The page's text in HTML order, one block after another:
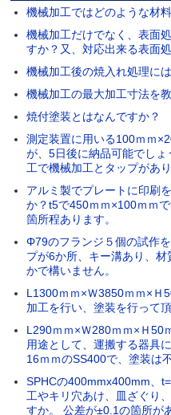
機械加工ではどのような材
機械加工だけでなく、表面
すか？又、対応出来る表面
機械加工後の焼入れ処理に
機械加工の最大加工寸法を
焼付塗装とはなんですか？
測定装置に用いる100ｍｍ
が、5日後に納品可能でし
工で機械加工とタップがあり
アルミ製でプレートに印刷
か？t5で450ｍｍ×100ｍｍ
箇所程あります。
Φ79のフランジ５個の試作
プが6か所、キー溝あり、
かで構いません。
L1300ｍｍ×Ｗ3850ｍｍ×Ｈ
加工を行い、塗装を行って
L290ｍｍ×Ｗ280ｍｍ×Ｈ50
用途として、運搬する器具
16ｍｍのSS400で、塗装は
SPHCの400mmx400mm、
工やキリ穴あけ、皿ざぐり
すか。 公差が±0.1の箇所が